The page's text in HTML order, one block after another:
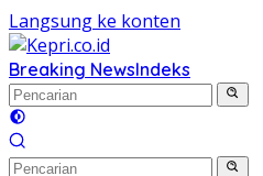
Langsung ke konten
Breaking NewsIndeks